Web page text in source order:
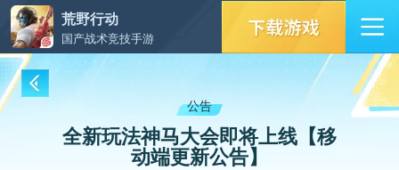
公告
全新玩法神马大会即将上线【移
动端更新公告】
荒野行动
国产战术竞技手游